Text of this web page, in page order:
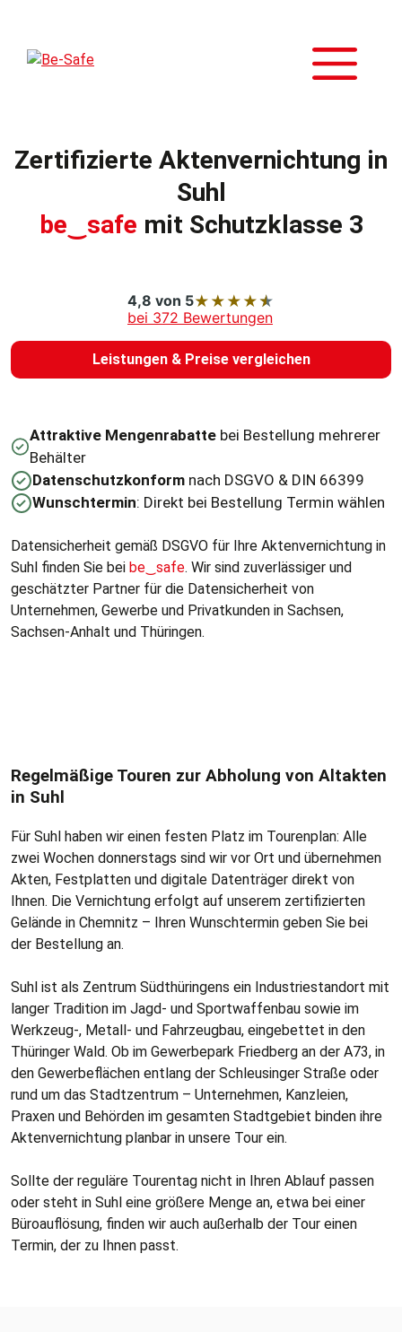
springen
Zertifizierte Aktenvernichtung in
Suhl
be‿safe mit Schutzklasse 3
Datensicherheit gemäß DSGVO für Ihre Aktenvernichtung in
Suhl finden Sie bei be safe. Wir sind zuverlässiger und
geschätzter Partner für die Datensicherheit von
Unternehmen, Gewerbe und Privatkunden in Sachsen,
Sachsen-Anhalt und Thüringen.
Attraktive Mengenrabatte bei Bestellung mehrerer
Behälter
Datenschutzkonform nach DSGVO & DIN 66399
Wunschtermin: Direkt bei Bestellung Termin wählen
4,8 von 5★ ★ ★ ★★
bei 372 Bewertungen
Leistungen & Preise vergleichen
Regelmäßige Touren zur Abholung von Altakten
in Suhl
Für Suhl haben wir einen festen Platz im Tourenplan: Alle
zwei Wochen donnerstags sind wir vor Ort und übernehmen
Akten, Festplatten und digitale Datenträger direkt von
Ihnen. Die Vernichtung erfolgt auf unserem zertifizierten
Gelände in Chemnitz – Ihren Wunschtermin geben Sie bei
der Bestellung an.
Suhl ist als Zentrum Südthüringens ein Industriestandort mit
langer Tradition im Jagd- und Sportwaffenbau sowie im
Werkzeug-, Metall- und Fahrzeugbau, eingebettet in den
Thüringer Wald. Ob im Gewerbepark Friedberg an der A73, in
den Gewerbeflächen entlang der Schleusinger Straße oder
rund um das Stadtzentrum – Unternehmen, Kanzleien,
Praxen und Behörden im gesamten Stadtgebiet binden ihre
Aktenvernichtung planbar in unsere Tour ein.
Sollte der reguläre Tourentag nicht in Ihren Ablauf passen
oder steht in Suhl eine größere Menge an, etwa bei einer
Büroauflösung, finden wir auch außerhalb der Tour einen
Termin, der zu Ihnen passt.